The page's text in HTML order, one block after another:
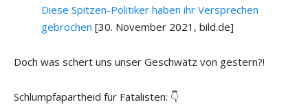
Diese Spitzen-Politiker haben ihr Versprechen
gebrochen [30. November 2021, bild.de]
Doch was schert uns unser Geschwätz von gestern?!
Schlumpfapartheid für Fatalisten: 👇